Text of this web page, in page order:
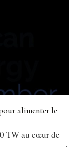
alimenter le
TW au cœur de